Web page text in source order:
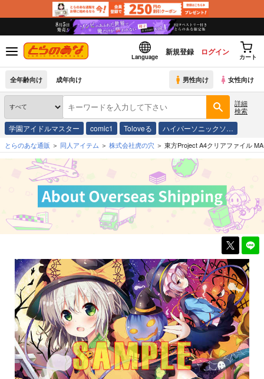
Language
新規登録 ログイン
カート
全年齢向け 成年向け 男性向け 女性向け
詳細
検索
学園アイドルマスター comic1 Toloveる ハイパーソニックソ…
とらのあな通販 同人アイテム 株式会社虎の穴 東方Project A4クリアファイル